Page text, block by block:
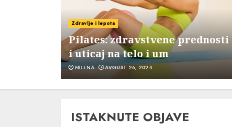
Zdravlje i lepota
Pilates: zdravstvene prednosti
i uticaj na telo i um
MILENA AVGUST 26, 2024
ISTAKNUTE OBJAVE